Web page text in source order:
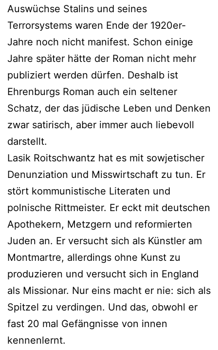
Auswüchse Stalins und seines
Terrorsystems waren Ende der 1920er-
Jahre noch nicht manifest. Schon einige
Jahre später hätte der Roman nicht mehr
publiziert werden dürfen. Deshalb ist
Ehrenburgs Roman auch ein seltener
Schatz, der das jüdische Leben und Denken
zwar satirisch, aber immer auch liebevoll
darstellt.
Lasik Roitschwantz hat es mit sowjetischer
Denunziation und Misswirtschaft zu tun. Er
stört kommunistische Literaten und
polnische Rittmeister. Er eckt mit deutschen
Apothekern, Metzgern und reformierten
Juden an. Er versucht sich als Künstler am
Montmartre, allerdings ohne Kunst zu
produzieren und versucht sich in England
als Missionar. Nur eins macht er nie: sich als
Spitzel zu verdingen. Und das, obwohl er
fast 20 mal Gefängnisse von innen
kennenlernt.